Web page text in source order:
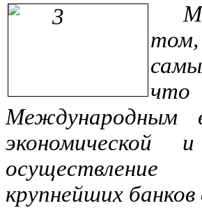
том,
что
экономической
осуществление
крупнейших